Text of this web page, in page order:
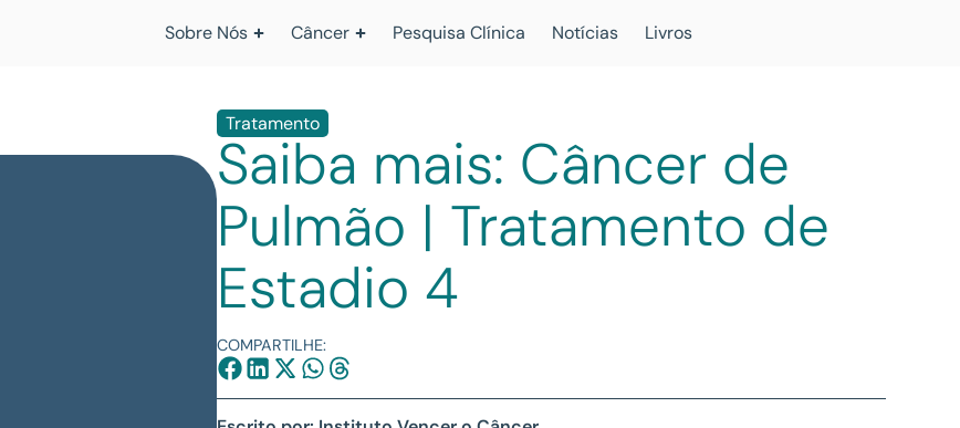
Sobre Nós Câncer Pesquisa Clínica Notícias Livros
Tratamento
Saiba mais: Câncer de
Pulmão | Tratamento de
Estadio 4
COMPARTILHE: